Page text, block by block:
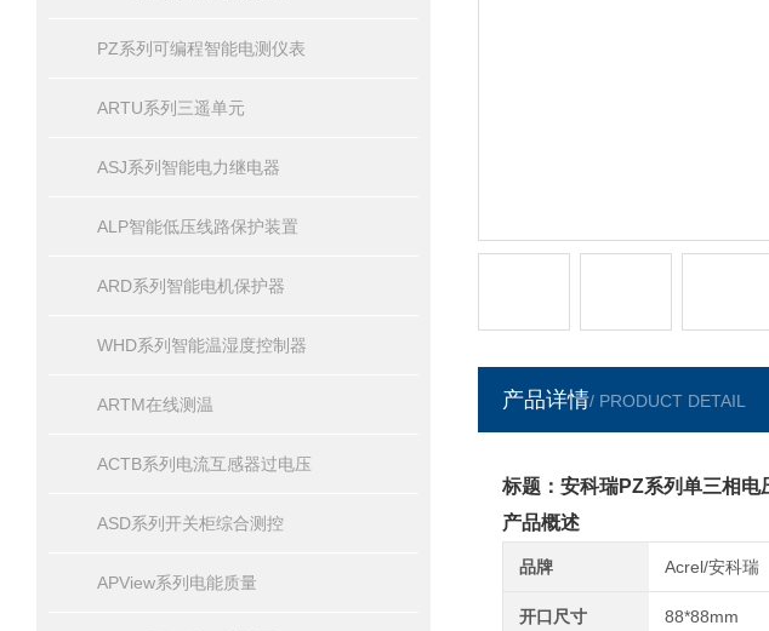
PZ系列可编程智能电测仪表
ARTU系列三遥单元
ASJ系列智能电力继电器
ALP智能低压线路保护装置
ARD系列智能电机保护器
WHD系列智能温湿度控制器
ARTM在线测温
ACTB系列电流互感器过电压
ASD系列开关柜综合测控
APView系列电能质量
产品详情/ PRODUCT DETAIL
标题：安科瑞PZ系列单三相电
产品概述
品牌 Acrel/安科瑞
开口尺寸 88*88mm